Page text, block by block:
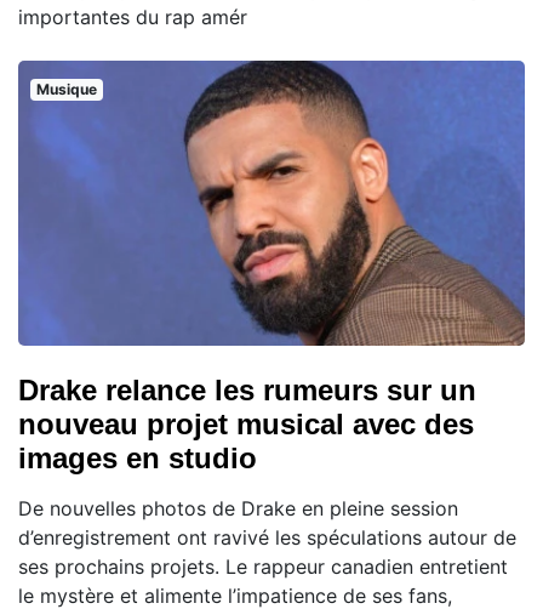
importantes du rap amér
Musique
Drake relance les rumeurs sur un
nouveau projet musical avec des
images en studio
De nouvelles photos de Drake en pleine session
d’enregistrement ont ravivé les spéculations autour de
ses prochains projets. Le rappeur canadien entretient
le mystère et alimente l’impatience de ses fans,